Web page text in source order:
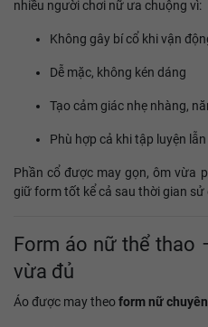
nhiều người chơi nữ ưa chuộng vì:
Không gây bí cổ khi vận
Dễ mặc, không kén dáng
Tạo cảm giác nhẹ nhàng,
Phù hợp cả khi tập luyện
Phần cổ được may gọn, ôm vừa
giữ form tốt kể cả sau thời gian sử
Form áo nữ thể thao
vừa đủ
Áo được may theoform nữ